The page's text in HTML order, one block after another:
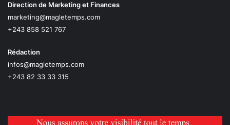
Direction de Marketing et Finances
marketing@magletemps.com
+243 858 521 767
Rédaction
infos@magletemps.com
+243 82 33 33 315